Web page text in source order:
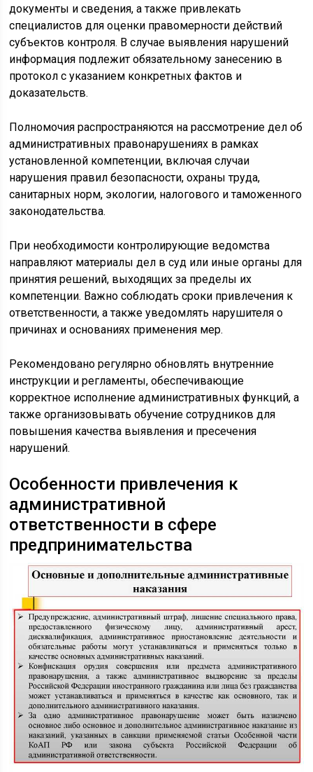
документы и сведения, а также привлекать
специалистов для оценки правомерности действий
субъектов контроля. В случае выявления нарушений
информация подлежит обязательному занесению в
протокол с указанием конкретных фактов и
доказательств.
Полномочия распространяются на рассмотрение дел об
административных правонарушениях в рамках
установленной компетенции, включая случаи
нарушения правил безопасности, охраны труда,
санитарных норм, экологии, налогового и таможенного
законодательства.
При необходимости контролирующие ведомства
направляют материалы дел в суд или иные органы для
принятия решений, выходящих за пределы их
компетенции. Важно соблюдать сроки привлечения к
ответственности, а также уведомлять нарушителя о
причинах и основаниях применения мер.
Рекомендовано регулярно обновлять внутренние
инструкции и регламенты, обеспечивающие
корректное исполнение административных функций, а
также организовывать обучение сотрудников для
повышения качества выявления и пресечения
нарушений.
Особенности привлечения к
административной
ответственности в сфере
предпринимательства